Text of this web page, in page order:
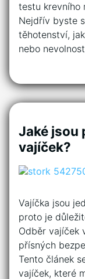
testu krevního
Nejdřív byste
těhotenství,
nebo
Jaké jsou
vajíček?
Vajíčka jsou
proto je
Odběr vajíček
přísných
Tento článek
vajíček, které